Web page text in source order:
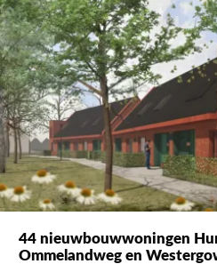
44 nieuwbouwwoningen
Ommelandweg en